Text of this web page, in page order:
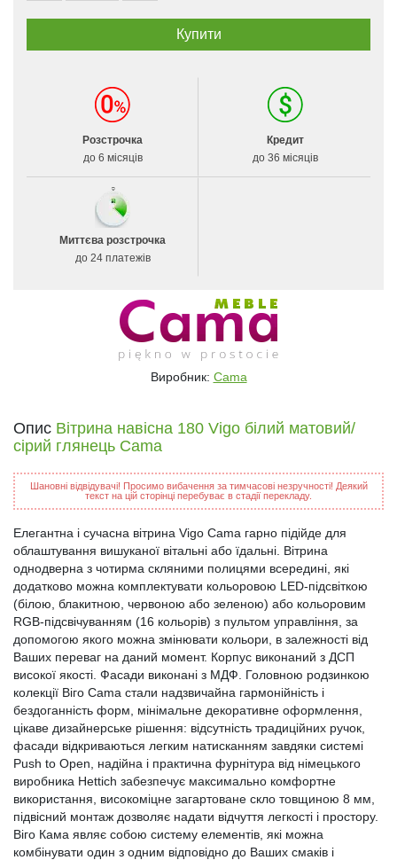
Розстрочка
до 6 місяців
Кредит
до 36 місяців
Миттєва розстрочка
до 24 платежів
Виробник: Cama
Опис Вітрина навісна 180 Vigo білий матовий/
сірий глянець Cama
Шановні відвідувачі! Просимо вибачення за тимчасові незручності! Деякий
текст на цій сторінці перебуває в стадії перекладу.
Елегантна і сучасна вітрина Vigo Cama гарно підійде для
облаштування вишуканої вітальні або їдальні. Вітрина
однодверна з чотирма скляними полицями всередині, які
додатково можна комплектувати кольоровою LED-підсвіткою
(білою, блакитною, червоною або зеленою) або кольоровим
RGB-підсвічуванням (16 кольорів) з пультом управління, за
допомогою якого можна змінювати кольори, в залежності від
Ваших переваг на даний момент. Корпус виконаний з ДСП
високої якості. Фасади виконані з МДФ. Головною родзинкою
колекції Віго Cama стали надзвичайна гармонійність і
бездоганність форм, мінімальне декоративне оформлення,
цікаве дизайнерське рішення: відсутність традиційних ручок,
фасади відкриваються легким натисканням завдяки системі
Push to Open, надійна і практична фурнітура від німецького
виробника Hettich забезпечує максимально комфортне
використання, високоміцне загартоване скло товщиною 8 мм,
підвісний монтаж дозволяє надати відчуття легкості і простору.
Віго Кама являє собою систему елементів, які можна
комбінувати один з одним відповідно до Ваших смаків і